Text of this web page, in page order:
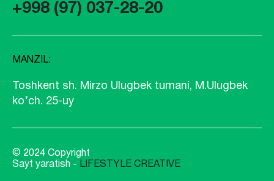
+998 (97) 037-28-20
MANZIL:
Toshkent sh. Mirzo Ulugbek tumani, M.Ulugbek
ko’ch. 25-uy
© 2024 Copyright
Sayt yaratish - LIFESTYLE CREATIVE